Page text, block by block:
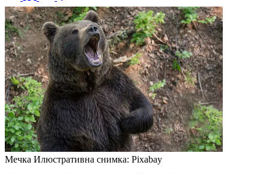
Мечка Илюстративна снимка: Pixabay